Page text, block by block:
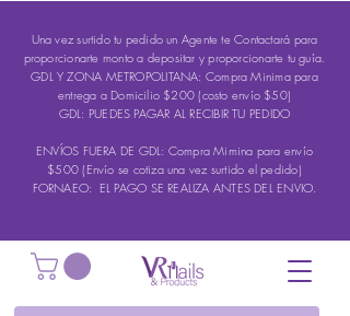
Una vez surtido tu pedido un Agente te Contactará para
proporcionarte monto a depositar y proporcionarte tu guía.
GDL Y ZONA METROPOLITANA: Compra Minima para
entrega a Domicilio $200 (costo envío $50)
GDL: PUEDES PAGAR AL RECIBIR TU PEDIDO
ENVÍOS FUERA DE GDL: Compra Mimina para envío
$500 (Envío se cotiza una vez surtido el pedido)
FORNAEO: EL PAGO SE REALIZA ANTES DEL ENVIO.